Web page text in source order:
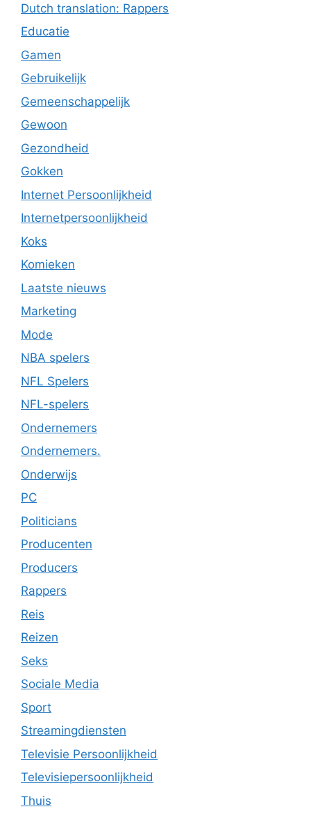
Dutch translation: Rappers
Educatie
Gamen
Gebruikelijk
Gemeenschappelijk
Gewoon
Gezondheid
Gokken
Internet Persoonlijkheid
Internetpersoonlijkheid
Koks
Komieken
Laatste nieuws
Marketing
Mode
NBA spelers
NFL Spelers
NFL-spelers
Ondernemers
Ondernemers.
Onderwijs
PC
Politicians
Producenten
Producers
Rappers
Reis
Reizen
Seks
Sociale Media
Sport
Streamingdiensten
Televisie Persoonlijkheid
Televisiepersoonlijkheid
Thuis